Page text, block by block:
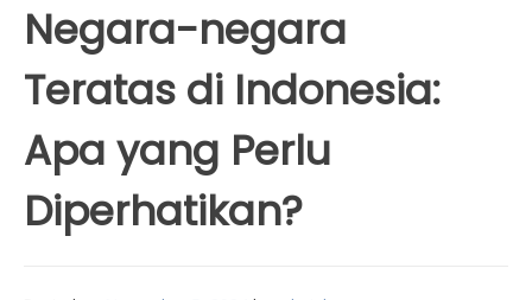
Negara-negara
Teratas di Indonesia:
Apa yang Perlu
Diperhatikan?